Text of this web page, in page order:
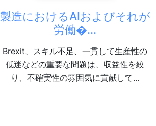
製造におけるAIおよびそれが
労働�...
Brexit、スキル不足、一貫して生産性の
低迷などの重要な問題は、収益性を絞
り、不確実性の雰囲気に貢献して...